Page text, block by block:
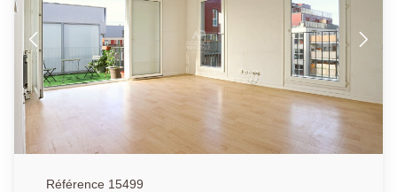
01.40.97.07.07. AP/LT.
Référence 15499